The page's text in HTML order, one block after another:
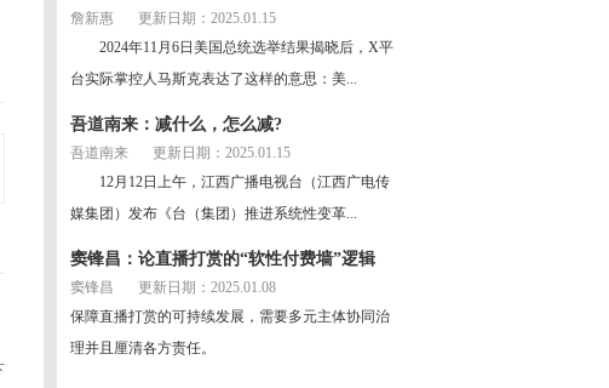
詹新惠
更新日期：2025.01.15
2024年11月6日美国总统选举结果揭晓后，X平
台实际掌控人马斯克表达了这样的意思：美...
吾道南来：减什么，怎么减?
吾道南来
更新日期：2025.01.15
12月12日上午，江西广播电视台（江西广电传
媒集团）发布《台（集团）推进系统性变革...
窦锋昌：论直播打赏的“软性付费墙”逻辑
窦锋昌
更新日期：2025.01.08
保障直播打赏的可持续发展，需要多元主体协同治
理并且厘清各方责任。